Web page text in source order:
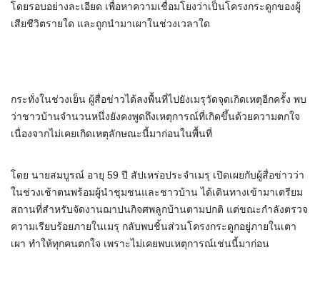
โดยรอบอย่างละเอียด เพื่อหาความเชื่อมโยงว่าเป็นโครงกระดูกของผู้
เสียชีวิตรายใด และถูกนำมาเผาในช่วงเวลาใด
กระทั่งในช่วงเย็น ผู้สื่อข่าวได้ลงพื้นที่ไปยังเมรุวัดจุดเกิดเหตุอีกครั้ง พบ
ว่าชาวบ้านจำนวนหนึ่งยังคงพูดถึงเหตุการณ์ที่เกิดขึ้นด้วยความตกใจ
เนื่องจากไม่เคยเกิดเหตุลักษณะนี้มาก่อนในพื้นที่
โดย นายสมบูรณ์ อายุ 59 ปี สัปเหร่อประจำเมรุ เปิดเผยกับผู้สื่อข่าวว่า
ในช่วงเช้าตนพร้อมผู้นำชุมชนและชาวบ้าน ได้เดินทางเข้ามาเตรียม
สถานที่สำหรับจัดงานฌาปนกิจศพลูกบ้านตามปกติ แต่ขณะกำลังตรวจ
ความเรียบร้อยภายในเมรุ กลับพบชิ้นส่วนโครงกระดูกอยู่ภายในเตา
เผา ทำให้ทุกคนตกใจ เพราะไม่เคยพบเหตุการณ์เช่นนี้มาก่อน